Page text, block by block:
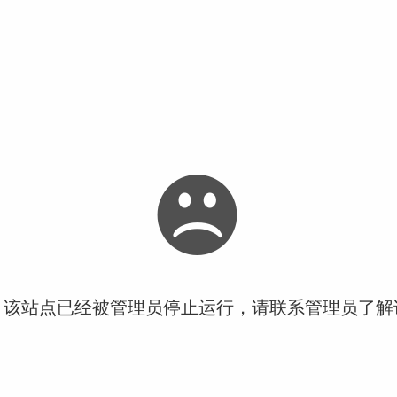
站点已经被管理员停止运行，请联系管理员了